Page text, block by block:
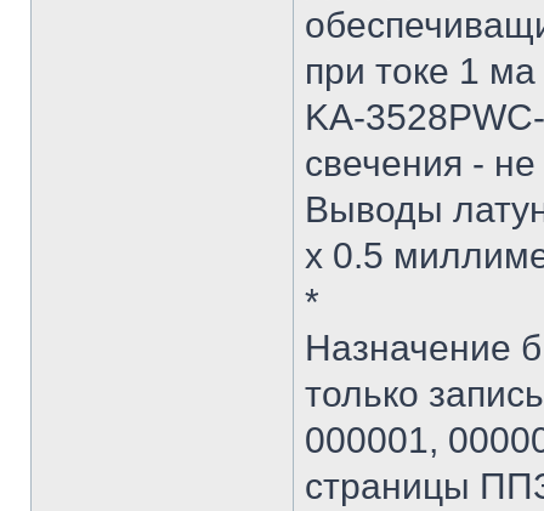
при токе 1
KA-
свечения -
Выводы
х 0.5
*
Назначение
только
000001,
страницы